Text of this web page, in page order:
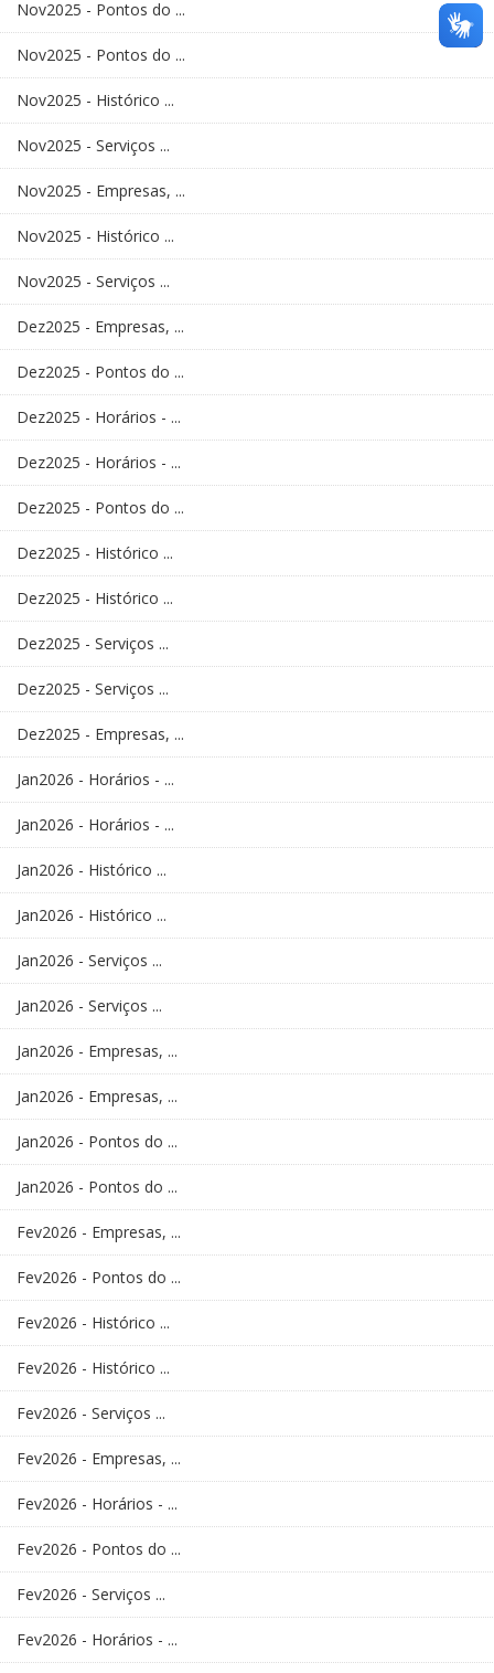
Nov2025 - Pontos do ...
Nov2025 - Pontos do ...
Nov2025 - Histórico ...
Nov2025 - Serviços ...
Nov2025 - Empresas, ...
Nov2025 - Histórico ...
Nov2025 - Serviços ...
Dez2025 - Empresas, ...
Dez2025 - Pontos do ...
Dez2025 - Horários - ...
Dez2025 - Horários - ...
Dez2025 - Pontos do ...
Dez2025 - Histórico ...
Dez2025 - Histórico ...
Dez2025 - Serviços ...
Dez2025 - Serviços ...
Dez2025 - Empresas, ...
Jan2026 - Horários - ...
Jan2026 - Horários - ...
Jan2026 - Histórico ...
Jan2026 - Histórico ...
Jan2026 - Serviços ...
Jan2026 - Serviços ...
Jan2026 - Empresas, ...
Jan2026 - Empresas, ...
Jan2026 - Pontos do ...
Jan2026 - Pontos do ...
Fev2026 - Empresas, ...
Fev2026 - Pontos do ...
Fev2026 - Histórico ...
Fev2026 - Histórico ...
Fev2026 - Serviços ...
Fev2026 - Empresas, ...
Fev2026 - Horários - ...
Fev2026 - Pontos do ...
Fev2026 - Serviços ...
Fev2026 - Horários - ...